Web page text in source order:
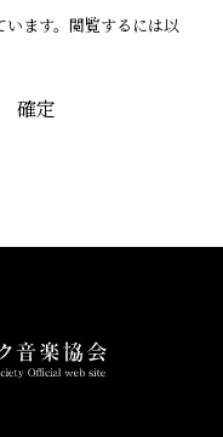
ます。閲覧するには以